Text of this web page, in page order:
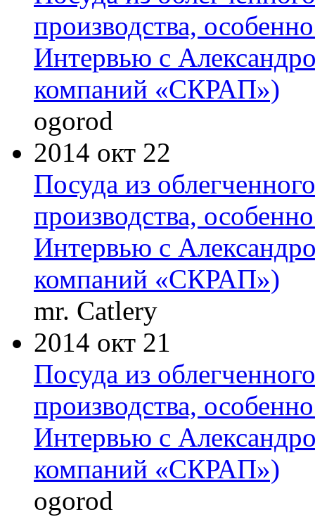
производства,
Интервью с
компаний «СКРАП»)
ogorod
2014 окт 22
Посуда из
производства,
Интервью с
компаний «СКРАП»)
mr. Catlery
2014 окт 21
Посуда из
производства,
Интервью с
компаний «СКРАП»)
ogorod